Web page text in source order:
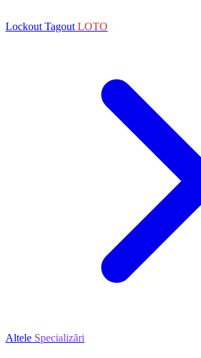
Lockout Tagout LOTO
Altele Specializări